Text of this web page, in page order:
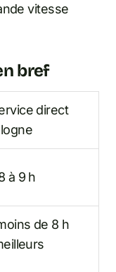
vitesse
bref
direct
à 9 h
de 8 h